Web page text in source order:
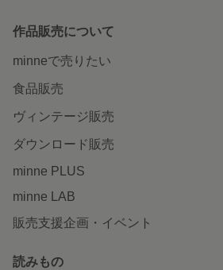
作品販売について
minneで売りたい
食品販売
ヴィンテージ販売
ダウンロード販売
minne PLUS
minne LAB
販売支援企画・イベント
読みもの